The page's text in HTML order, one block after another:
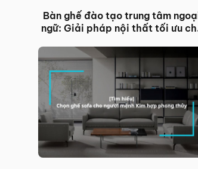
Bàn ghế đào tạo trung tâm
ngữ: Giải pháp nội thất tối ưu